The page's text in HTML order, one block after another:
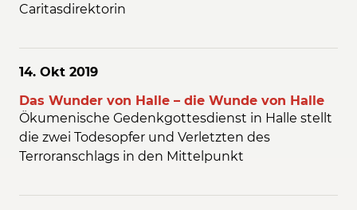
Caritasdirektorin
14. Okt 2019
Das Wunder von Halle – die Wunde von Halle
Ökumenische Gedenkgottesdienst in Halle stellt
die zwei Todesopfer und Verletzten des
Terroranschlags in den Mittelpunkt